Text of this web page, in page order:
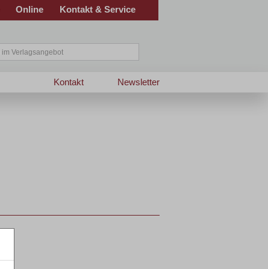
Online Kontakt & Service
Newsletter
Kontakt